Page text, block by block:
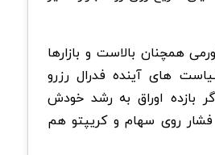
همچنان بالاست و بازارها
های آینده فدرال رزرو
بازده اوراق به رشد خودش
فشار روی سهام و کریپتو هم